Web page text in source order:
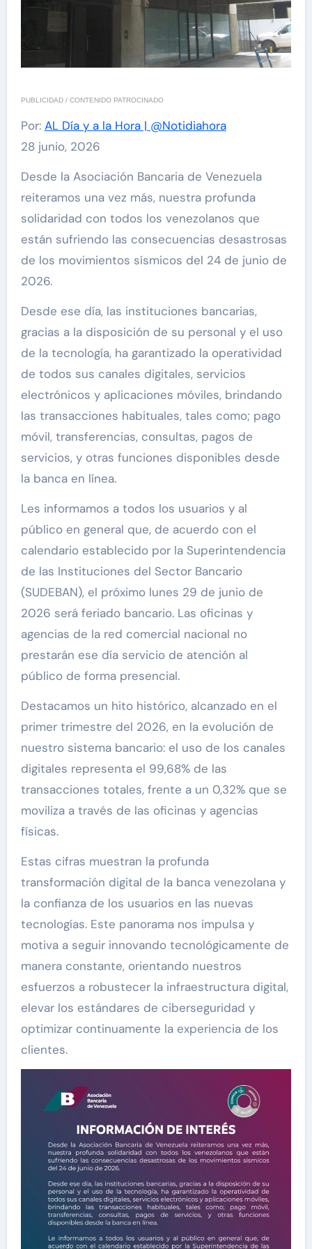
PUBLICIDAD / CONTENIDO PATROCINADO
Por: AL Día y a la Hora | @Notidiahora
28 junio, 2026
Desde la Asociación Bancaria de Venezuela
reiteramos una vez más, nuestra profunda
solidaridad con todos los venezolanos que
están sufriendo las consecuencias desastrosas
de los movimientos sísmicos del 24 de junio de
2026.
Desde ese día, las instituciones bancarias,
gracias a la disposición de su personal y el uso
de la tecnología, ha garantizado la operatividad
de todos sus canales digitales, servicios
electrónicos y aplicaciones móviles, brindando
las transacciones habituales, tales como; pago
móvil, transferencias, consultas, pagos de
servicios, y otras funciones disponibles desde
la banca en línea.
Les informamos a todos los usuarios y al
público en general que, de acuerdo con el
calendario establecido por la Superintendencia
de las Instituciones del Sector Bancario
(SUDEBAN), el próximo lunes 29 de junio de
2026 será feriado bancario. Las oficinas y
agencias de la red comercial nacional no
prestarán ese día servicio de atención al
público de forma presencial.
Destacamos un hito histórico, alcanzado en el
primer trimestre del 2026, en la evolución de
nuestro sistema bancario: el uso de los canales
digitales representa el 99,68% de las
transacciones totales, frente a un 0,32% que se
moviliza a través de las oficinas y agencias
físicas.
Estas cifras muestran la profunda
transformación digital de la banca venezolana y
la confianza de los usuarios en las nuevas
tecnologías. Este panorama nos impulsa y
motiva a seguir innovando tecnológicamente de
manera constante, orientando nuestros
esfuerzos a robustecer la infraestructura digital,
elevar los estándares de ciberseguridad y
optimizar continuamente la experiencia de los
clientes.